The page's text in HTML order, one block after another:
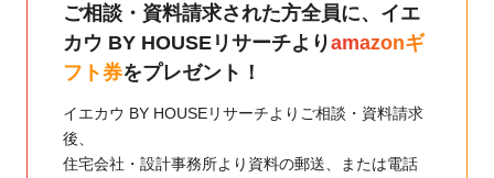
ご相談・資料請求された方全員に、 イエ
カウ BY HOUSEリサーチよりamazonギ
フト券をプレゼント！
イエカウ BY HOUSEリサーチよりご相談・資料請求
後、
住宅会社・設計事務所より資料の郵送、または電話